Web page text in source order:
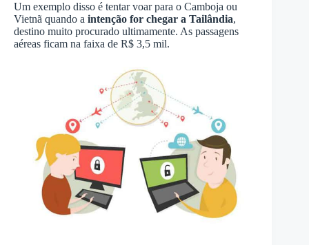
Um exemplo disso é tentar voar para o Camboja ou
Vietnã quando a intenção for chegar a Tailândia,
destino muito procurado ultimamente. As passagens
aéreas ficam na faixa de R$ 3,5 mil.